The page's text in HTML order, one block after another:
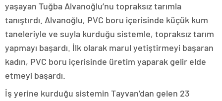
yaşayan Tuğba Alvanoğlu’nu topraksız tarımla
tanıştırdı. Alvanoğlu, PVC boru içerisinde küçük kum
taneleriyle ve suyla kurduğu sistemle, topraksız tarım
yapmayı başardı. İlk olarak marul yetiştirmeyi başaran
kadın, PVC boru içerisinde üretim yaparak gelir elde
etmeyi başardı.
İş yerine kurduğu sistemin Tayvan’dan gelen 23